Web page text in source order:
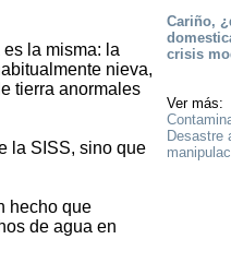
la misma: la
nieva,
tierra anormales
la SISS, sino que
hecho que
de agua en
Cariño,
crisis
Ver más:
Desastre